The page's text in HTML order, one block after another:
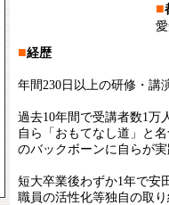
■
■経歴
年間230日以上の研修・講
過去10年間で受講者数1万
自ら「おもてなし道」と
のバックボーンに自らが
短大卒業後わずか1年で安
職員の活性化等独自の取